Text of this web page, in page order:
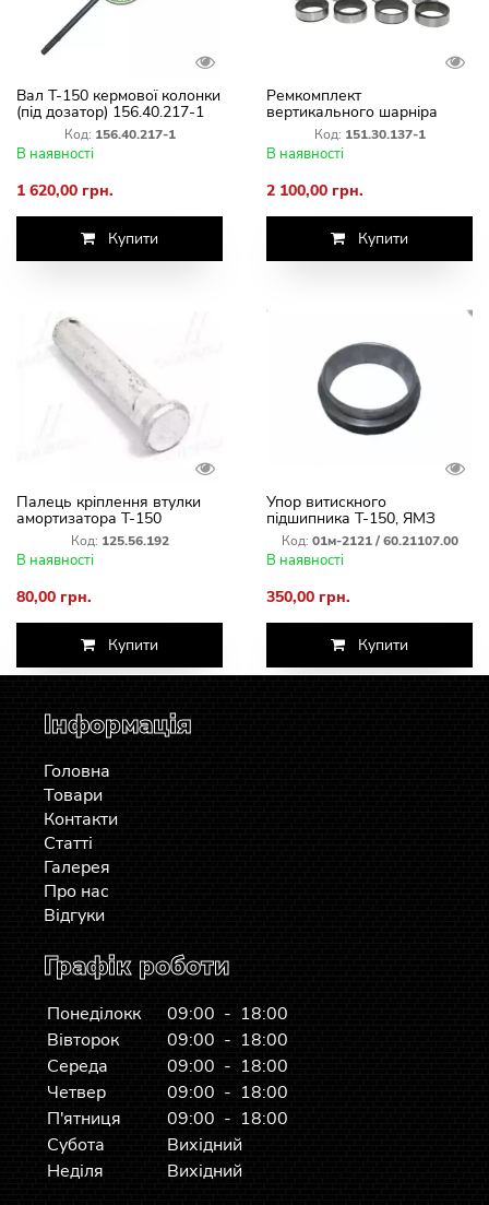
Вал Т-150 кермової колонки
(під дозатор) 156.40.217-1
Код: 156.40.217-1
В наявності
1 620,00 грн.
Купити
Ремкомплект
вертикального шарніра
Т-150К ХТЗ 151.30.137-1/
151.30.164/ 125.30.136
Код: 151.30.137-1
В наявності
2 100,00 грн.
Купити
Палець кріплення втулки
амортизатора Т-150
125.56.192
Код: 125.56.192
В наявності
80,00 грн.
Купити
Упор витискного
підшипника Т-150, ЯМЗ
(01м-2121 / 60.21107.00)
Код: 01м-2121 / 60.21107.00
В наявності
350,00 грн.
Купити
Інформація
Головна
Товари
Контакти
Статті
Галерея
Про нас
Відгуки
Графік роботи
Понеділокк
09:00 - 18:00
Вівторок
09:00 - 18:00
Середа
09:00 - 18:00
Четвер
09:00 - 18:00
П'ятниця
09:00 - 18:00
Субота
Вихідний
Неділя
Вихідний